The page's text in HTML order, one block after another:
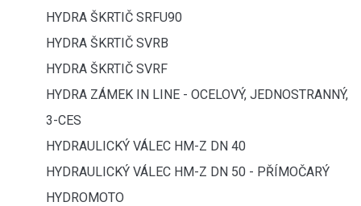
HYDRA ŠKRTIČ SRFU90
HYDRA ŠKRTIČ SVRB
HYDRA ŠKRTIČ SVRF
HYDRA ZÁMEK IN LINE - OCELOVÝ, JEDNOSTRANNÝ,
3-CES
HYDRAULICKÝ VÁLEC HM-Z DN 40
HYDRAULICKÝ VÁLEC HM-Z DN 50 - PŘÍMOČARÝ
HYDROMOTO